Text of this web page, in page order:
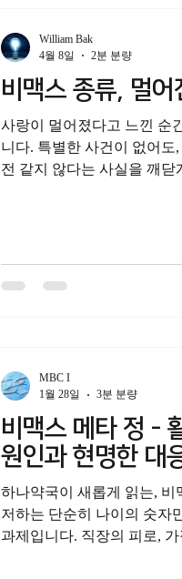
단한 사랑이 관계에 주는 깊
성관계가 중요한 이유는 단
랜 시간 쌓아온 신뢰와 애정
표현하는 방식이기 때문입
모여 단단한 사랑이 되고,
속성을
비맥스 종류, 멀
사랑이 멀어졌다고 느낀 순
니다. 특별한 사건이 없어도
전 같지 않다는 사실을 깨
확대 비맥스 스토리를 통해
집니다. 부부 또는 연인사이
약해질 때 관계는 쉽게 흔들
로 변화를 시작
William Bak
4월 8일
2분 분량
비맥스 메타 정 -
원인과 현명한 대
하나약국이 새롭게 읽는, 비
저하는 단순히 나이의 숫자
과제입니다. 직장의 피로,
MBC I
1월 28일
3분 분량